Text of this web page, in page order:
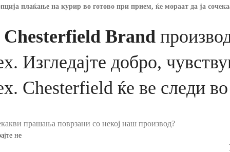
плаќање на курир во готово при прием, ќе мораат да ја
Chesterfield Brand
Изгледајте добро,
Chesterfield ќе ве следи
прашања поврзани со некој наш производ?
не